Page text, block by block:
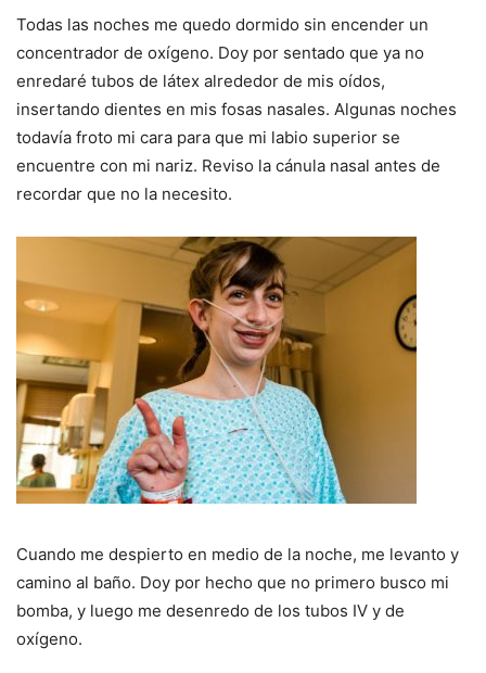
Todas las noches me quedo dormido sin encender un
concentrador de oxígeno. Doy por sentado que ya no
enredaré tubos de látex alrededor de mis oídos,
insertando dientes en mis fosas nasales. Algunas noches
todavía froto mi cara para que mi labio superior se
encuentre con mi nariz. Reviso la cánula nasal antes de
recordar que no la necesito.
Cuando me despierto en medio de la noche, me levanto y
camino al baño. Doy por hecho que no primero busco mi
bomba, y luego me desenredo de los tubos IV y de
oxígeno.